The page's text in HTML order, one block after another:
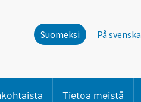
Suomeksi På svenska
Tietoa meistä